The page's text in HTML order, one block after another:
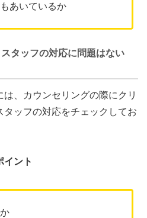
あいているか
タッフの対応に問題はない
、カウンセリングの際にクリ
ッフの対応をチェックしてお
イント